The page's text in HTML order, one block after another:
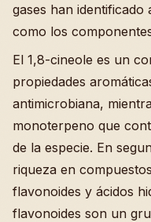
gases han
como los
El 1,8-cineole es un
propiedades
antimicrobiana,
monoterpeno que
de la especie. En
riqueza en
flavonoides y ácidos
flavonoides son un